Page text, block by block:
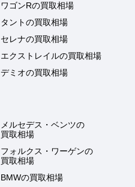
ワゴンRの買取相場
タントの買取相場
セレナの買取相場
エクストレイルの買取相場
デミオの買取相場
メルセデス・ベンツの
買取相場
フォルクス・ワーゲンの
買取相場
BMWの買取相場